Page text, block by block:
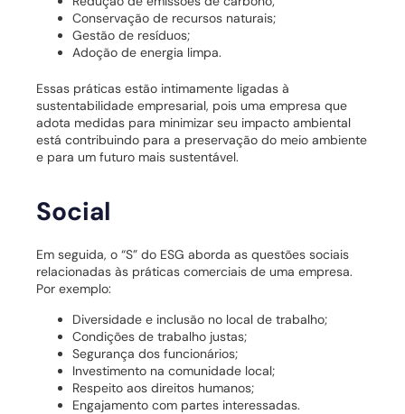
Conservação de recursos naturais;
Gestão de resíduos;
Adoção de energia limpa.
Essas práticas estão intimamente ligadas à
sustentabilidade empresarial, pois uma empresa que
adota medidas para minimizar seu impacto ambiental
está contribuindo para a preservação do meio ambiente
e para um futuro mais sustentável.
Social
Em seguida, o “S” do ESG aborda as questões sociais
relacionadas às práticas comerciais de uma empresa.
Por exemplo:
Diversidade e inclusão no local de trabalho;
Condições de trabalho justas;
Segurança dos funcionários;
Investimento na comunidade local;
Respeito aos direitos humanos;
Engajamento com partes interessadas.